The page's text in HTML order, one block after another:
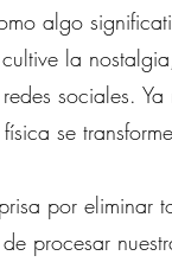
algo
la
sociales.
se
por
procesar